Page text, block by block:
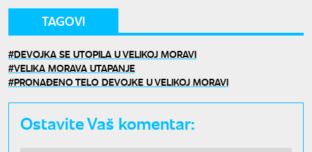
TAGOVI
DEVOJKA SE UTOPILA U VELIKOJ MORAVI
VELIKA MORAVA UTAPANJE
PRONAĐENO TELO DEVOJKE U VELIKOJ MORAVI
Ostavite Vaš komentar: